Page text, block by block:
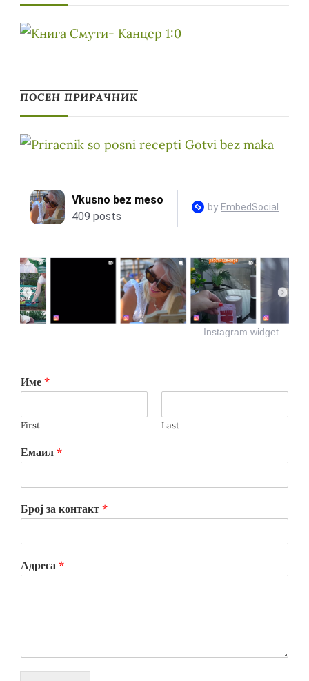
ПОСЕН ПРИРАЧНИК
Instagram widget
Име *
First Last
Емаил *
Број за контакт *
Адреса *